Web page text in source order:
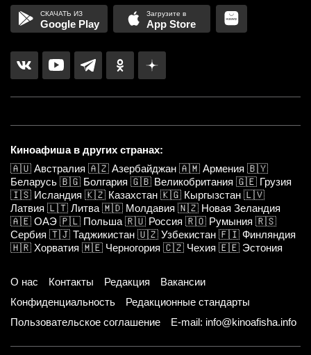
Google Play App Store
Киноафиша в других странах:
🇦🇺 Австралия 🇦🇿 Азербайджан 🇦🇲 Армения 🇧🇾
Беларусь 🇧🇬 Болгария 🇬🇧 Великобритания 🇬🇪 Грузия
🇮🇸 Исландия 🇰🇿 Казахстан 🇰🇬 Кыргызстан 🇱🇻
Латвия 🇱🇹 Литва 🇲🇩 Молдавия 🇳🇿 Новая Зеландия
🇦🇪 ОАЭ 🇵🇱 Польша 🇷🇺 Россия 🇷🇴 Румыния 🇷🇸
Сербия 🇹🇯 Таджикистан 🇺🇿 Узбекистан 🇫🇮 Финляндия
🇭🇷 Хорватия 🇲🇪 Черногория 🇨🇿 Чехия 🇪🇪 Эстония
О нас Контакты Редакция
Вакансии
Конфиденциальность
Редакционные стандарты
Пользовательское соглашение
E-mail: info@kinoafisha.info